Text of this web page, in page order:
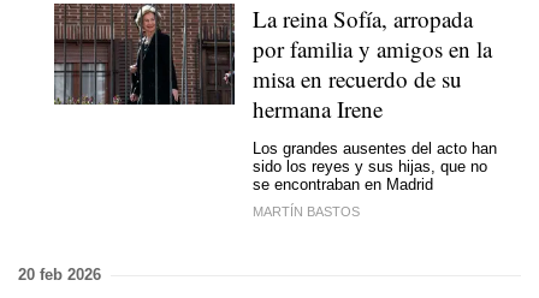
La reina Sofía, arropada
por familia y amigos en la
misa en recuerdo de su
hermana Irene
Los grandes ausentes del acto han
sido los reyes y sus hijas, que no
se encontraban en Madrid
MARTÍN BASTOS
20 feb 2026